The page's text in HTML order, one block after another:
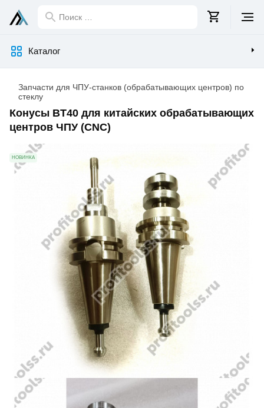
Каталог
Поиск
Запчасти для ЧПУ-станков (обрабатывающих центров) по
стеклу
Конусы BT40 для китайских обрабатывающих
центров ЧПУ (CNC)
НОВИНКА
Изображения
товара